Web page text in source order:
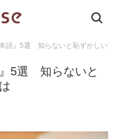
語』5選 知らないと恥ずかしい
5選 知らないと